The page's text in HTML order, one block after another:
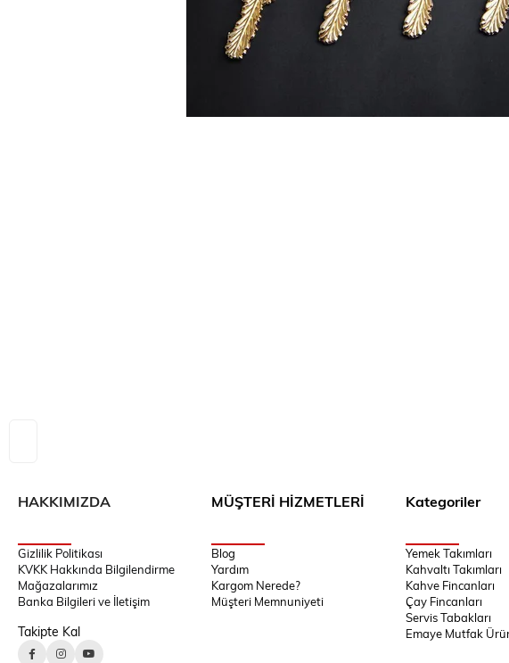
HAKKIMIZDA
Gizlilik Politikası
KVKK Hakkında Bilgilendirme
Mağazalarımız
Banka Bilgileri ve İletişim
Takipte Kal
MÜŞTERİ HİZMETLERİ
Blog
Yardım
Kargom Nerede?
Müşteri Memnuniyeti
Kategoriler
Yemek Takımları
Kahvaltı Takımları
Kahve Fincanları
Çay Fincanları
Servis Tabakları
Emaye Mutfak